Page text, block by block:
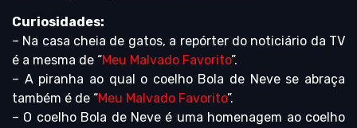
Curiosidades:
– Na casa cheia de gatos, a repórter do noticiário da TV
é a mesma de “Meu Malvado Favorito”.
– A piranha ao qual o coelho Bola de Neve se abraça
também é de “Meu Malvado Favorito”.
– O coelho Bola de Neve é uma homenagem ao coelho